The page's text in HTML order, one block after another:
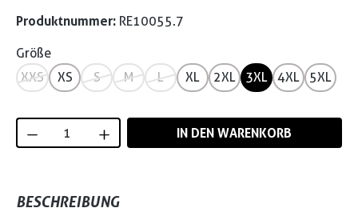
Produktnummer: RE10055.7
Größe
XXS
XS S M L XL 2XL 3XL 4XL 5XL
Produkt Anzahl: Gib den gewünschten
IN DEN WARENKORB
BESCHREIBUNG